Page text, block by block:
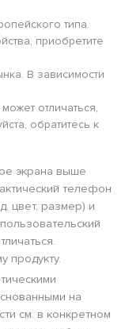
типа.
приобретите
В зависимости
отличаться,
обратитесь к
экрана выше
телефон
цвет, размер) и
продукту.
на
см. в конкретном